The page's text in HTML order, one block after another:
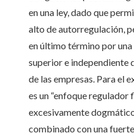
en una ley, dado que
alto de autorregulación,
en último término por
superior e independiente
de las empresas. Para el
es un “enfoque regulador
excesivamente
combinado con una